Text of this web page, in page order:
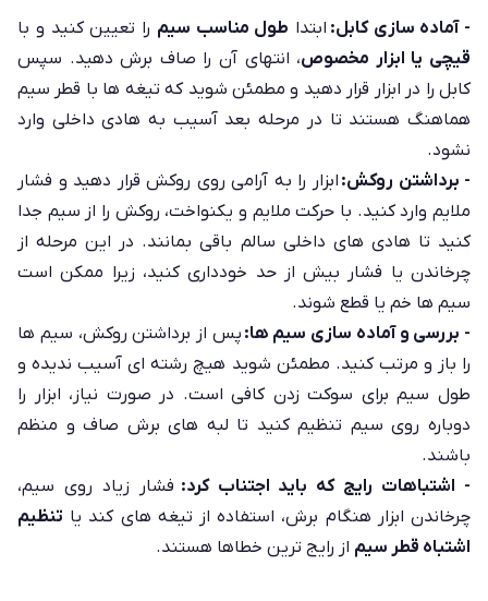
- آماده سازی کابل: ابتدا طول مناسب سیم را تعیین کنید و با
قیچی یا ابزار مخصوص، انتهای آن را صاف برش دهید. سپس
کابل را در ابزار قرار دهید و مطمئن شوید که تیغه ها با قطر سیم
هماهنگ هستند تا در مرحله بعد آسیب به هادی داخلی وارد
نشود.
- برداشتن روکش: ابزار را به آرامی روی روکش قرار دهید و فشار
ملایم وارد کنید. با حرکت ملایم و یکنواخت، روکش را از سیم جدا
کنید تا هادی های داخلی سالم باقی بمانند. در این مرحله از
چرخاندن یا فشار بیش از حد خودداری کنید، زیرا ممکن است
سیم ها خم یا قطع شوند.
- بررسی و آماده سازی سیم ها: پس از برداشتن روکش، سیم ها
را باز و مرتب کنید. مطمئن شوید هیچ رشته ای آسیب ندیده و
طول سیم برای سوکت زدن کافی است. در صورت نیاز، ابزار را
دوباره روی سیم تنظیم کنید تا لبه های برش صاف و منظم
باشند.
- اشتباهات رایج که باید اجتناب کرد: فشار زیاد روی سیم،
چرخاندن ابزار هنگام برش، استفاده از تیغه های کند یا تنظیم
اشتباه قطر سیم از رایج ترین خطاها هستند.